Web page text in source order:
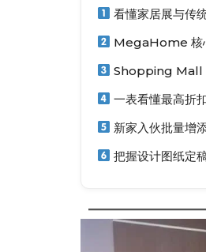
看懂家居展与传
MegaHome 核
Shopping Mall
一表看懂最高折
新家入伙批量增
把握设计图纸定